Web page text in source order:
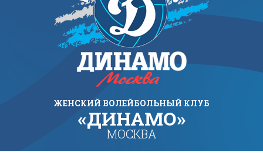
ЖЕНСКИЙ ВОЛЕЙБОЛЬНЫЙ КЛУБ
«ДИНАМО»
МОСКВА